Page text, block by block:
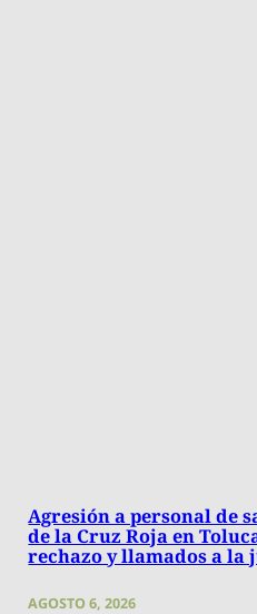
Agresión a personal de
de la Cruz Roja en
rechazo y llamados a la
AGOSTO 6, 2026